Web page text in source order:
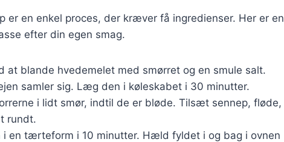
er en enkel proces, der kræver få ingredienser. Her er en
efter din egen smag.
at blande hvedemelet med smørret og en smule salt.
samler sig. Læg den i køleskabet i 30 minutter.
i lidt smør, indtil de er bløde. Tilsæt sennep, fløde,
rundt.
i en tærteform i 10 minutter. Hæld fyldet i og bag i ovnen